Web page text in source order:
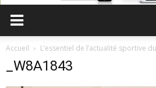
Accueil L’essentiel de l’actualité sportive
_W8A1843